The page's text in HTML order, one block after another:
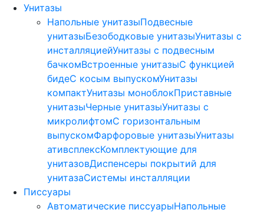
Унитазы
Напольные унитазыПодвесные
унитазыБезободковые унитазыУнитазы с
инсталляциейУнитазы с подвесным
бачкомВстроенные унитазыС функцией
бидеС косым выпускомУнитазы
компактУнитазы моноблокПриставные
унитазыЧерные унитазыУнитазы с
микролифтомC горизонтальным
выпускомФарфоровые унитазыУнитазы
ативсплексКомплектующие для
унитазовДиспенсеры покрытий для
унитазаСистемы инсталляции
Писсуары
Автоматические писсуарыНапольные